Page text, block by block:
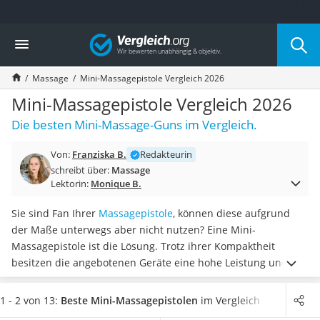
Die beliebtesten Vergleiche nach Kategorie
Drogerie
Inhalator
Haarschneider
Rollator
Braun Rasierer
Katzenklappe (Chip)
Masturbator
Massagepistole
Reisehaartrockner
Eiweißpulver
Magnesiumpräparat
Katzenklappe
Nackenmassagegerät
Zeckenschutz Katze
Vergleich
Massage Mini-Massagepistole Vergleich 2026
Mini-Massagepistole Vergleich 2026
Die besten Mini-Massage-Guns im Vergleich.
Von: Franziska B.
Redakteurin
schreibt über: Massage
Lektorin: Monique B.
Sie sind Fan Ihrer Massagepistole, können diese aufgrund
der Maße unterwegs aber nicht nutzen? Eine Mini-
Massagepistole ist die Lösung. Trotz ihrer Kompaktheit
besitzen die angebotenen Geräte eine hohe Leistung und
sind gängigen Online-Tests zufolge ausreichend effektiv.
Durch ihr geringeres Gewicht lassen sich die Mini-
1 - 2 von 13: Beste Mini-Massagepistolen im Vergleich